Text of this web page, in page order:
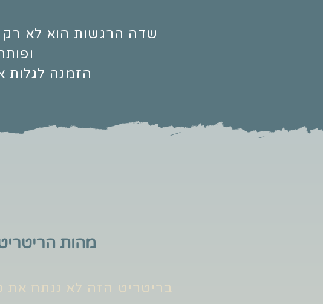
שדה הרגשות הוא לא
הזמנה
מהות
בריטריט הזה לא ננתח את